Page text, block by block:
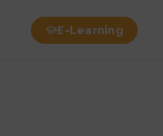
E-Learning